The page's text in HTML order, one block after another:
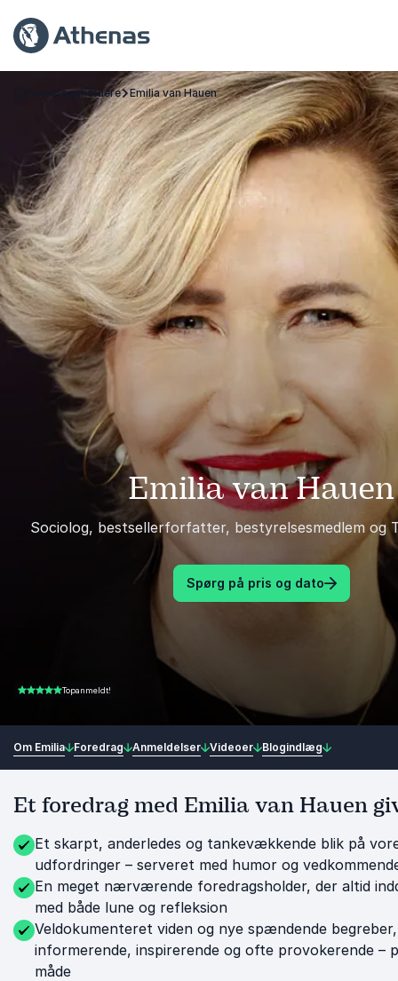
Tilbage til forsiden
Foredragsholdere Emilia van Hauen
Emilia van Hauen
Sociolog, bestsellerforfatter, bestyrelsesmedlem og
Spørg på pris og dato
4.98 ud af 5Topanmeldt!
Om Emilia Foredrag Anmeldelser Videoer Blogindlæg
Et foredrag med Emilia van Hauen
Et skarpt, anderledes og tankevækkende blik på
udfordringer – serveret med humor og
En meget nærværende foredragsholder, der altid
med både lune og refleksion
Veldokumenteret viden og nye spændende
informerende, inspirerende og ofte provokerende –
måde